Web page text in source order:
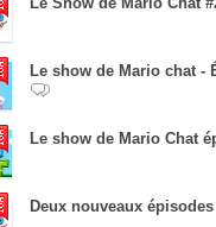
Le show de Mario chat -
Le show de Mario Chat
Deux nouveaux